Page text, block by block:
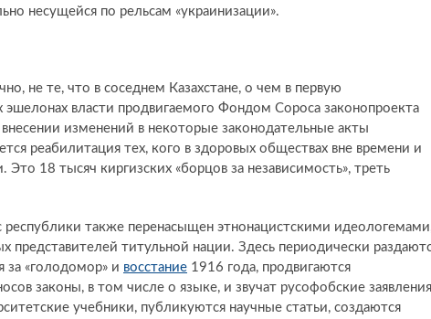
несущейся по рельсам «украинизации».
не те, что в соседнем Казахстане, о чем в первую
эшелонах власти продвигаемого Фондом Сороса законопроекта
изменений в некоторые законодательные акты
реабилитация тех, кого в здоровых обществах вне времени и
18 тысяч киргизских «борцов за независимость», треть
также перенасыщен этнонацистскими
титульной нации. Здесь периодически
за «голодомор» и восстание 1916 года, продвигаются
законы, в том числе о языке, и звучат русофобские
учебники, публикуются научные статьи, создаются